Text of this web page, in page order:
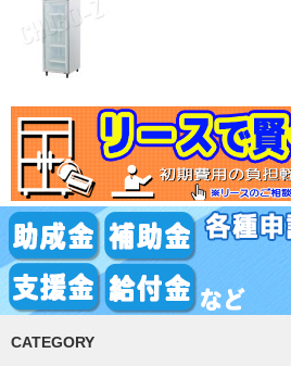
CATEGORY